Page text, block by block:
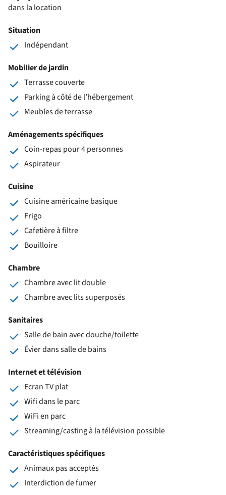
dans la location
Situation
Indépendant
Mobilier de jardin
Terrasse couverte
Parking à côté de l’hébergement
Meubles de terrasse
Aménagements spécifiques
Coin-repas pour 4 personnes
Aspirateur
Cuisine
Cuisine américaine basique
Frigo
Cafetière à filtre
Bouilloire
Chambre
Chambre avec lit double
Chambre avec lits superposés
Sanitaires
Salle de bain avec douche/toilette
Évier dans salle de bains
Internet et télévision
Ecran TV plat
Wifi dans le parc
WiFi en parc
Streaming/casting à la télévision possible
Caractéristiques spécifiques
Animaux pas acceptés
Interdiction de fumer